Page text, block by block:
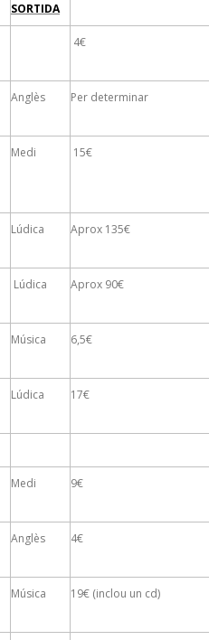
SORTIDA
4€
Anglès Per determinar
Medi 15€
Lúdica Aprox 135€
Lúdica Aprox 90€
Música 6,5€
Lúdica 17€
Medi 9€
Anglès 4€
Música 19€ (inclou un cd)